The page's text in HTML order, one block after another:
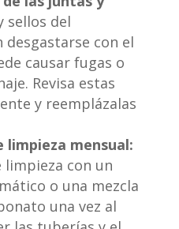
sellos del
desgastarse con el
causar fugas o
Revisa estas
y reemplázalas
limpieza mensual:
limpieza con un
o una mezcla
una vez al